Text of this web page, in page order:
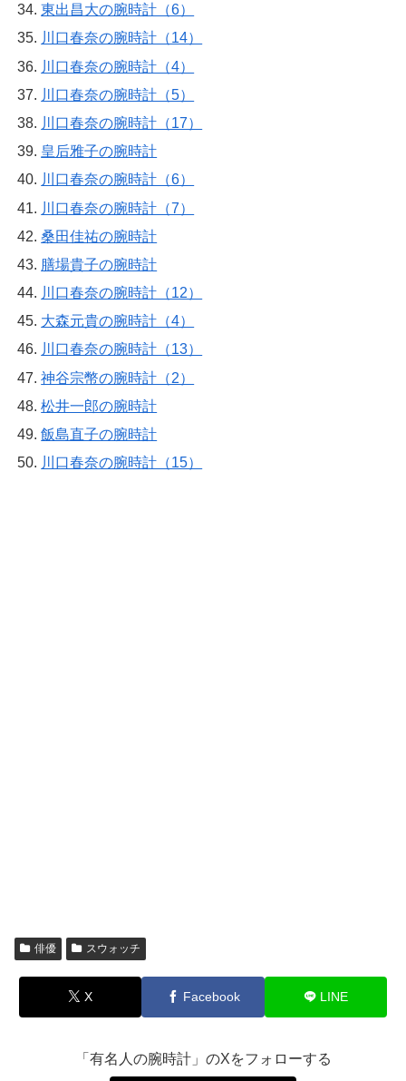
東出昌大の腕時計（6）
川口春奈の腕時計（14）
川口春奈の腕時計（4）
川口春奈の腕時計（5）
川口春奈の腕時計（17）
皇后雅子の腕時計
川口春奈の腕時計（6）
川口春奈の腕時計（7）
桑田佳祐の腕時計
膳場貴子の腕時計
川口春奈の腕時計（12）
大森元貴の腕時計（4）
川口春奈の腕時計（13）
神谷宗幣の腕時計（2）
松井一郎の腕時計
飯島直子の腕時計
川口春奈の腕時計（15）
俳優 スウォッチ
X Facebook LINE
「有名人の腕時計」のXをフォローする